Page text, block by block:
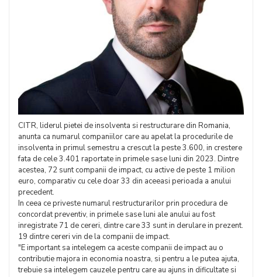
CITR, liderul pietei de insolventa si restructurare din Romania,
anunta ca numarul companiilor care au apelat la procedurile de
insolventa in primul semestru a crescut la peste 3.600, in crestere
fata de cele 3.401 raportate in primele sase luni din 2023. Dintre
acestea, 72 sunt companii de impact, cu active de peste 1 milion
euro, comparativ cu cele doar 33 din aceeasi perioada a anului
precedent.
In ceea ce priveste numarul restructurarilor prin procedura de
concordat preventiv, in primele sase luni ale anului au fost
inregistrate 71 de cereri, dintre care 33 sunt in derulare in prezent.
19 dintre cereri vin de la companii de impact.
"E important sa intelegem ca aceste companii de impact au o
contributie majora in economia noastra, si pentru a le putea ajuta,
trebuie sa intelegem cauzele pentru care au ajuns in dificultate si